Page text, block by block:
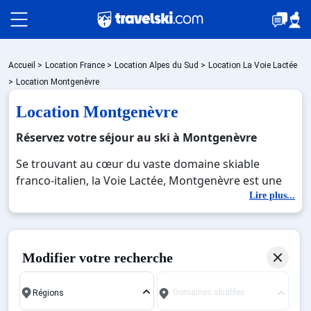
Packages
🚆Train de nuit
Stations
Hébergements
Bons plans
Accueil > Location France > Location Alpes du Sud > Location La Voie Lactée
> Location Montgenèvre
Location Montgenèvre
Réservez votre séjour au ski à Montgenèvre
Se trouvant au cœur du vaste domaine skiable
franco-italien, la Voie Lactée, Montgenèvre est une
station de ski qui vous propose un cadre formidable
pour la pratique des sports de glisse. Ce charmant
village de montagne avec une altitude comprise
d'un domaine de ski alpin s'étendant sur les deux
le secteur nord et Chalvet/Serre-Thibaud au sud. Ses
Lire plus...
Modifier votre recherche
Domaines skiables